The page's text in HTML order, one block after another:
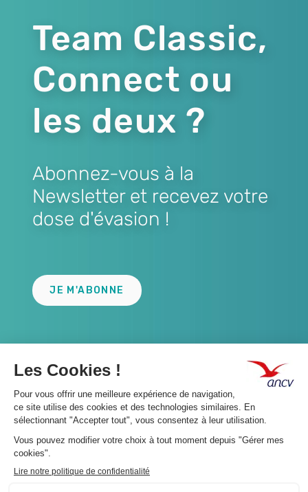
Team Classic,
Connect ou
les deux ?
Abonnez-vous à la
Newsletter et recevez votre
dose d'évasion !
JE M'ABONNE
A propos 👇